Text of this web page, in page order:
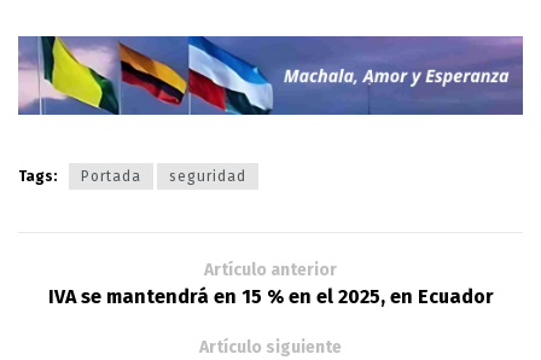
Tags: Portada seguridad
Artículo anterior
IVA se mantendrá en 15 % en el 2025, en Ecuador
Artículo siguiente